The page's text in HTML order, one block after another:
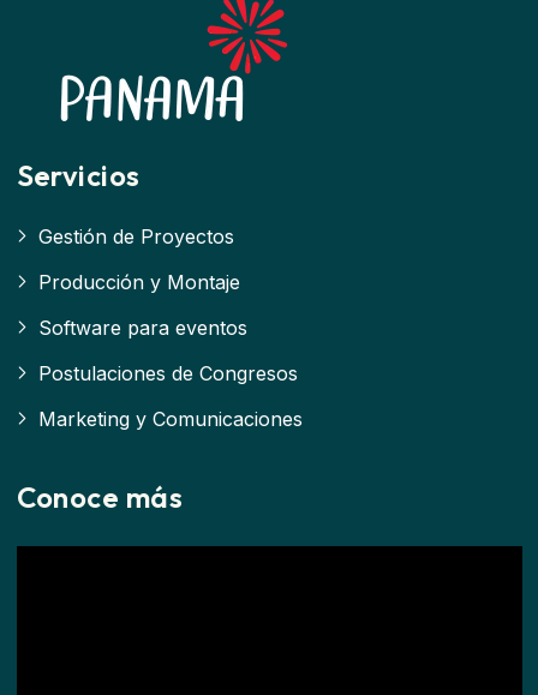
Servicios
Gestión de Proyectos
Producción y Montaje
Software para eventos
Postulaciones de Congresos
Marketing y Comunicaciones
Conoce más